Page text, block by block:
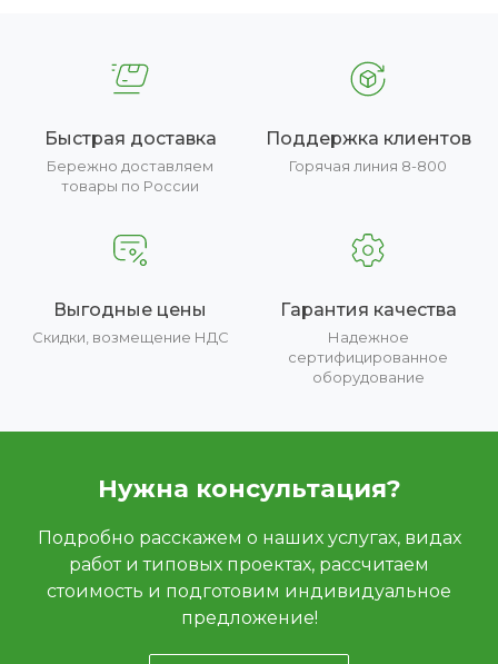
Быстрая доставка
Бережно доставляем
товары по России
Поддержка клиентов
Горячая линия 8-800
Выгодные цены
Скидки, возмещение НДС
Гарантия качества
Надежное
сертифицированное
оборудование
Нужна консультация?
Подробно расскажем о наших услугах, видах
работ и типовых проектах, рассчитаем
стоимость и подготовим индивидуальное
предложение!